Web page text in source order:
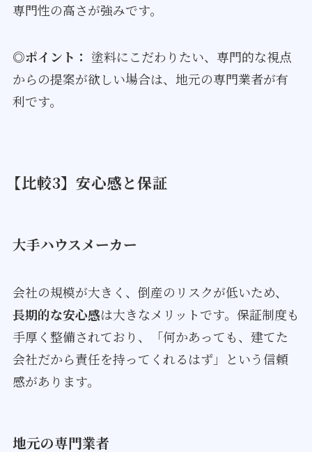
専門性の高さが強みです。
◎ポイント： 塗料にこだわりたい、専門的な視点
からの提案が欲しい場合は、地元の専門業者が有
利です。
【比較3】安心感と保証
大手ハウスメーカー
会社の規模が大きく、倒産のリスクが低いため、
長期的な安心感は大きなメリットです。保証制度も
手厚く整備されており、「何かあっても、建てた
会社だから責任を持ってくれるはず」という信頼
感があります。
地元の専門業者